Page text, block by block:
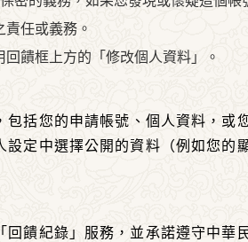
任或義務。
饋框上方的「修改個人資料」。
包括您的申請帳號、個人資料，
定中選擇公開的資料（例如您
饋紀錄」服務，並承諾遵守中